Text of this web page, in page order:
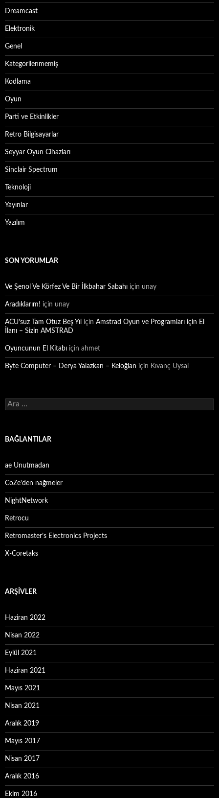
Dreamcast
Elektronik
Genel
Kategorilenmemiş
Kodlama
Oyun
Parti ve Etkinlikler
Retro Bilgisayarlar
Seyyar Oyun Cihazları
Sinclair Spectrum
Teknoloji
Yayınlar
Yazılım
SON YORUMLAR
Ve Şenol Ve Körfez Ve Bir İlkbahar Sabahı için unay
Aradıklarım! için unay
ACU’suz Tam Otuz Beş Yıl için Amstrad Oyun ve Programları için El
İlanı – Sizin AMSTRAD
Oyuncunun El Kitabı için ahmet
Byte Computer – Derya Yalazkan – Keloğlan için Kıvanç Uysal
Arama:
BAĞLANTILAR
ae Unutmadan
CoZe'den nağmeler
NightNetwork
Retrocu
Retromaster’s Electronics Projects
X-Coretaks
ARŞIVLER
Haziran 2022
Nisan 2022
Eylül 2021
Haziran 2021
Mayıs 2021
Nisan 2021
Aralık 2019
Mayıs 2017
Nisan 2017
Aralık 2016
Ekim 2016